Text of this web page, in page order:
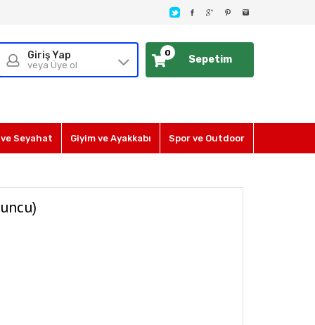
Giriş Yap
veya Üye ol Sepetim
0
Seyahat Giyim ve Ayakkabı Spor ve Outdoor